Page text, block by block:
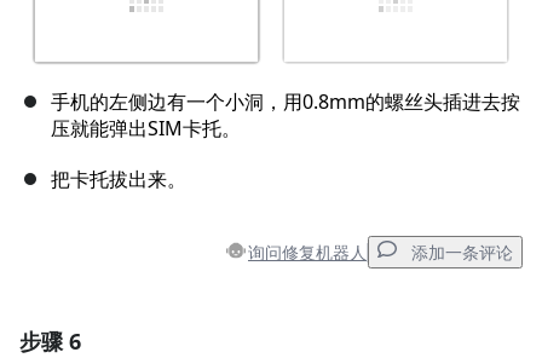
手机的左侧边有一个小洞，用0.8mm的螺丝头插进去按
压就能弹出SIM卡托。
把卡托拔出来。
询问修复机器人 添加一条评论
步骤 6